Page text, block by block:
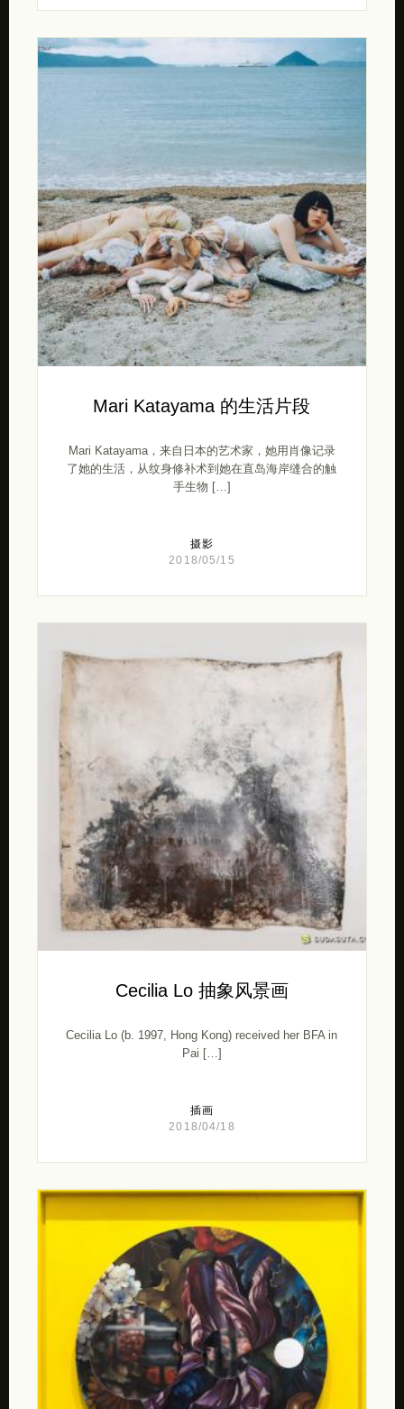
Mari Katayama 的生活片段
Mari Katayama，来自日本的艺术家，她用肖像记录
了她的生活，从纹身修补术到她在直岛海岸缝合的触
手生物 […]
摄影
2018/05/15
Cecilia Lo 抽象风景画
Cecilia Lo (b. 1997, Hong Kong) received her BFA in
Pai […]
插画
2018/04/18